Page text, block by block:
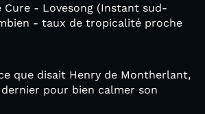
Cure - Lovesong (Instant sud-
- taux de tropicalité proche
que disait Henry de Montherlant,
pour bien calmer son